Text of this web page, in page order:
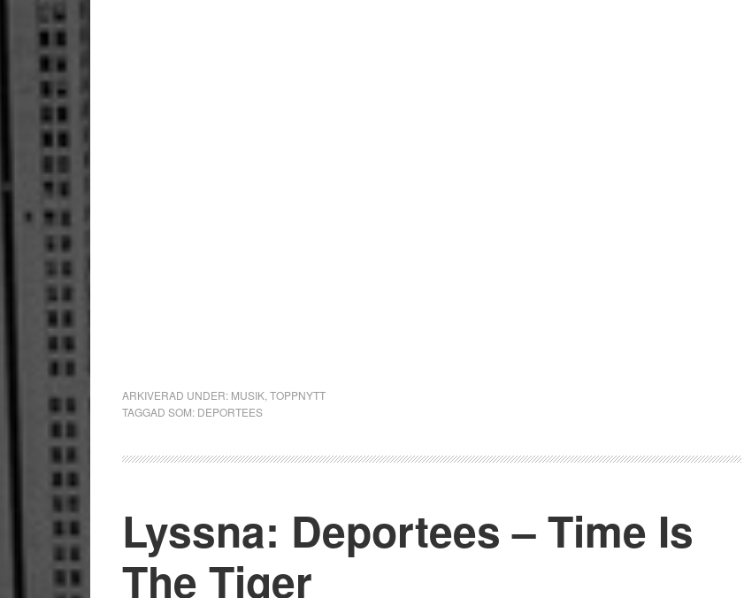
ARKIVERAD UNDER: MUSIK TOPPNYTT
TAGGAD SOM: DEPORTEES
Lyssna: Deportees – Time Is
The Tiger